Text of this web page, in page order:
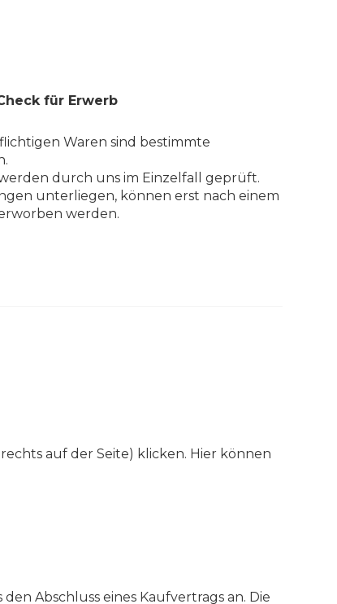
für Erwerb
Waren sind bestimmte
durch uns im Einzelfall geprüft.
unterliegen, können erst nach einem
werden.
auf der Seite) klicken. Hier können
Abschluss eines Kaufvertrags an. Die